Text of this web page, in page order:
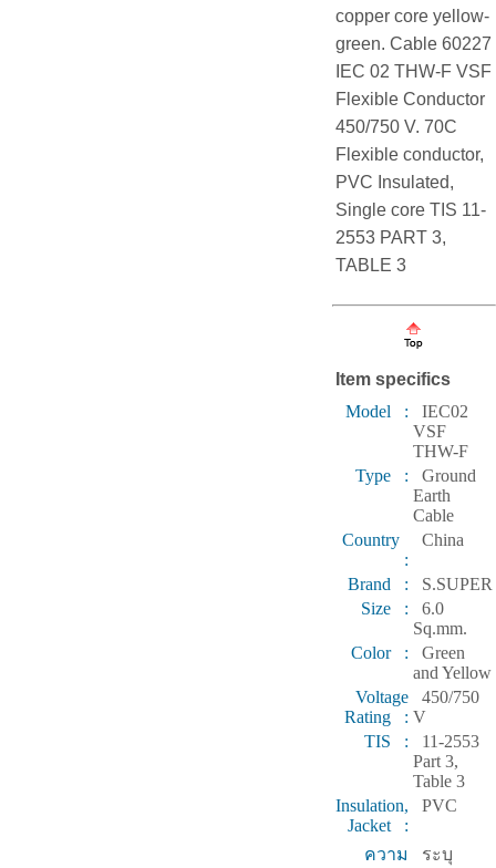
copper core yellow-
green. Cable 60227
IEC 02 THW-F VSF
Flexible Conductor
450/750 V. 70C
Flexible conductor,
PVC Insulated,
Single core TIS 11-
2553 PART 3,
TABLE 3
Item specifics
Model :
IEC02
VSF
THW-F
Type :
Ground
Earth
Cable
Country
:
China
Brand :
S.SUPER
Size :
6.0
Sq.mm.
Color :
Green
and Yellow
Voltage
Rating :
450/750
V
TIS :
11-2553
Part 3,
Table 3
Insulation,
Jacket :
PVC
ความ
ระบุ